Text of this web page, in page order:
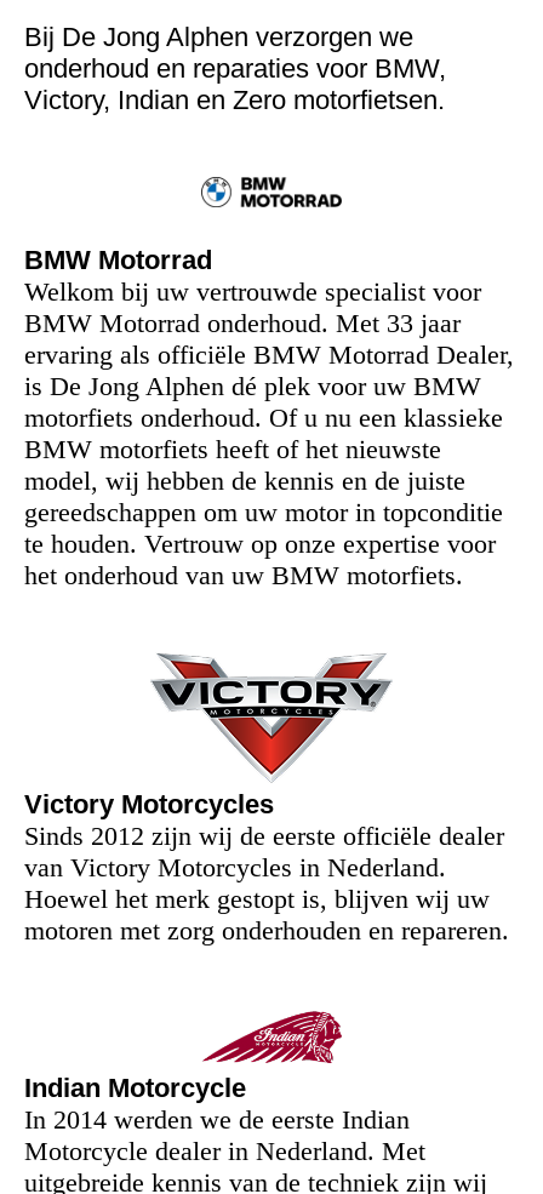
Bij De Jong Alphen verzorgen we
onderhoud en reparaties voor BMW,
Victory, Indian en Zero motorfietsen.
BMW Motorrad
Welkom bij uw vertrouwde specialist voor
BMW Motorrad onderhoud. Met 33 jaar
ervaring als officiële BMW Motorrad Dealer,
is De Jong Alphen dé plek voor uw BMW
motorfiets onderhoud. Of u nu een klassieke
BMW motorfiets heeft of het nieuwste
model, wij hebben de kennis en de juiste
gereedschappen om uw motor in topconditie
te houden. Vertrouw op onze expertise voor
het onderhoud van uw BMW motorfiets.
Victory Motorcycles
Sinds 2012 zijn wij de eerste officiële dealer
van Victory Motorcycles in Nederland.
Hoewel het merk gestopt is, blijven wij uw
motoren met zorg onderhouden en repareren.
Indian Motorcycle
In 2014 werden we de eerste Indian
Motorcycle dealer in Nederland. Met
uitgebreide kennis van de techniek zijn wij